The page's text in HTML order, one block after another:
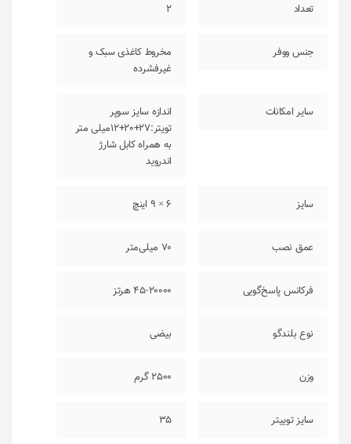
تعداد 2
جنس ووفر
مخروط کاغذی سبک و
غیرفشرده
سایر امکانات
اندازه سایز سوپر
تویتر:27+20+12میلی متر
به همراه کابل شارژ
اندروید
سایز 6 × 9 اینچ
عمق نصب 70 میلی‌متر
فرکانس پاسخ‌گویی 45-20000 هرتز
نوع بلندگو بیضی
وزن 2500 گرم
سایز توییتر 35